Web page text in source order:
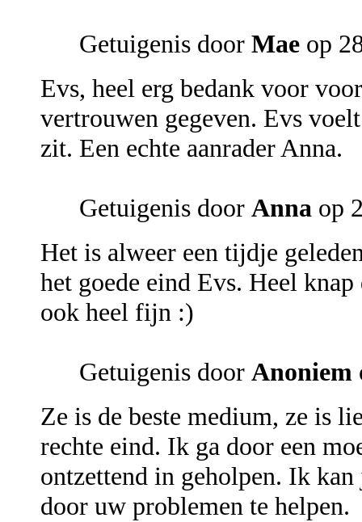
Getuigenis door Mae op
Evs, heel erg bedank voor
vertrouwen gegeven. Evs
zit. Een echte aanrader Anna.
Getuigenis door Anna op
Het is alweer een tijdje
het goede eind Evs. Heel
ook heel fijn :)
Getuigenis door Anoniem
Ze is de beste medium, ze is
rechte eind. Ik ga door een
ontzettend in geholpen. Ik
door uw problemen te helpen.